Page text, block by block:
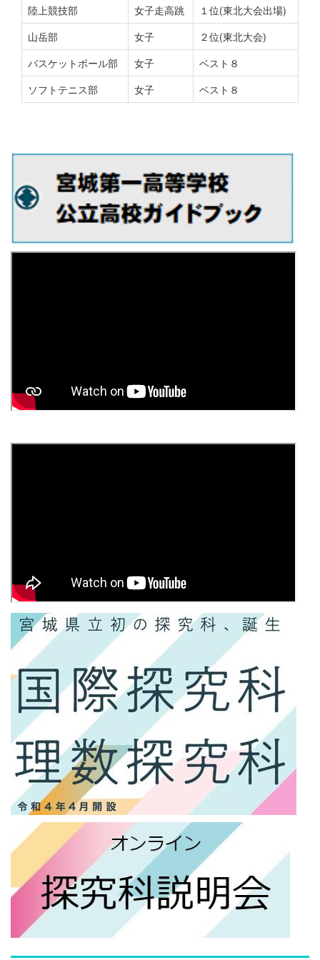
陸上競技部 女子走高跳
１位(東北大会出場)
山岳部
女子
２位(東北大会)
バスケットボール部
女子
ベスト８
ソフトテニス部
女子 ベスト８